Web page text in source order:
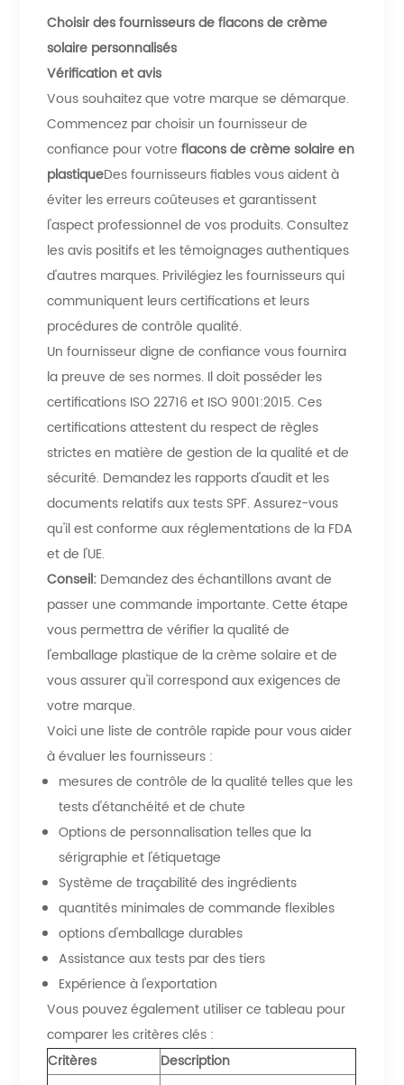
Choisir des fournisseurs de flacons de crème
solaire personnalisés
Vérification et avis
Vous souhaitez que votre marque se démarque.
Commencez par choisir un fournisseur de
confiance pour votreflacons de crème solaire en
plastiqueDes fournisseurs fiables vous aident à
éviter les erreurs coûteuses et garantissent
l'aspect professionnel de vos produits. Consultez
les avis positifs et les témoignages authentiques
d'autres marques. Privilégiez les fournisseurs qui
communiquent leurs certifications et leurs
procédures de contrôle qualité.
Un fournisseur digne de confiance vous fournira
la preuve de ses normes. Il doit posséder les
certifications ISO 22716 et ISO 9001:2015. Ces
certifications attestent du respect de règles
strictes en matière de gestion de la qualité et de
sécurité. Demandez les rapports d'audit et les
documents relatifs aux tests SPF. Assurez-vous
qu'il est conforme aux réglementations de la FDA
et de l'UE.
Conseil: Demandez des échantillons avant de
passer une commande importante. Cette étape
vous permettra de vérifier la qualité de
l'emballage plastique de la crème solaire et de
vous assurer qu'il correspond aux exigences de
votre marque.
Voici une liste de contrôle rapide pour vous aider
à évaluer les fournisseurs :
mesures de contrôle de la qualité telles que les
tests d'étanchéité et de chute
Options de personnalisation telles que la
sérigraphie et l'étiquetage
Système de traçabilité des ingrédients
quantités minimales de commande flexibles
options d'emballage durables
Assistance aux tests par des tiers
Expérience à l'exportation
Vous pouvez également utiliser ce tableau pour
comparer les critères clés :
Critères
Description